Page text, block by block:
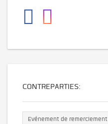
CONTREPARTIES:
Evénement de remerciement